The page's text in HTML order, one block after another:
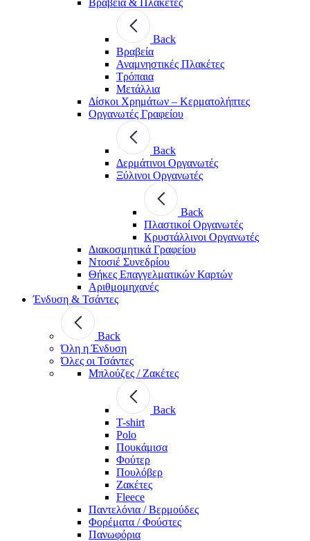
Back
Βραβεία
Αναμνηστικές Πλακέτες
Τρόπαια
Μετάλλια
Δίσκοι Χρημάτων – Κερματολήπτες
Οργανωτές Γραφείου
Back
Δερμάτινοι Οργανωτές
Ξύλινοι Οργανωτές
Back
Πλαστικοί Οργανωτές
Κρυστάλλινοι Οργανωτές
Διακοσμητικά Γραφείου
Ντοσιέ Συνεδρίου
Θήκες Επαγγελματικών Καρτών
Αριθμομηχανές
Ένδυση & Τσάντες
Back
Όλη η Ένδυση
Όλες οι Τσάντες
Μπλούζες / Ζακέτες
Back
T-shirt
Polo
Πουκάμισα
Φούτερ
Πουλόβερ
Ζακέτες
Fleece
Παντελόνια / Βερμούδες
Φορέματα / Φούστες
Πανωφόρια